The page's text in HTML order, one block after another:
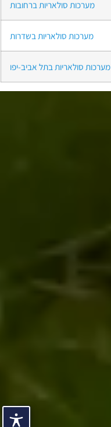
מערכות סולאריות ברחובות
מערכות סולאריות בשדרות
מערכות סולאריות בתל אביב-יפו